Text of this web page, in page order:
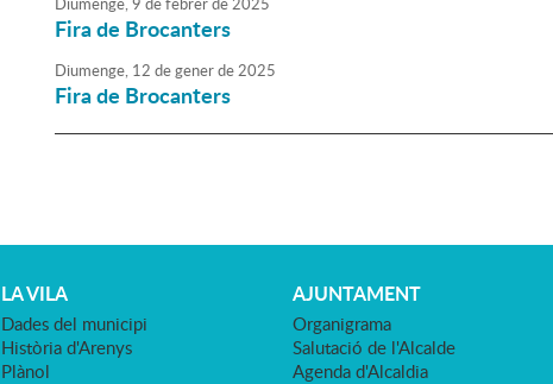
Fira de Brocanters
Diumenge, 12 degenerde2025
Fira de Brocanters
LA VILA
Dades del municipi
Història d'Arenys
Plànol
AJUNTAMENT
Organigrama
Salutació de l'Alcalde
Agenda d'Alcaldia